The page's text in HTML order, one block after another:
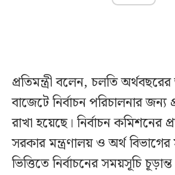
প্রতিমন্ত্রী বলেন, চলতি
বাজেটে নির্বাচন পরিচালনার জন্য
রাখা হয়েছে। নির্বাচন কমিশনের
সরকার মন্ত্রণালয় ও অর্থ
ভিত্তিতে নির্বাচনের সময়সূচি